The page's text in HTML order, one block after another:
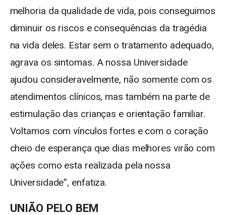
melhoria da qualidade de vida, pois conseguimos
diminuir os riscos e consequências da tragédia
na vida deles. Estar sem o tratamento adequado,
agrava os sintomas. A nossa Universidade
ajudou consideravelmente, não somente com os
atendimentos clínicos, mas também na parte de
estimulação das crianças e orientação familiar.
Voltamos com vínculos fortes e com o coração
cheio de esperança que dias melhores virão com
ações como esta realizada pela nossa
Universidade”, enfatiza.
UNIÃO PELO BEM